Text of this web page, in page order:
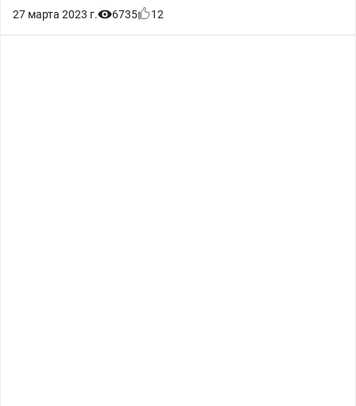
27 марта 2023 г. 6735 12